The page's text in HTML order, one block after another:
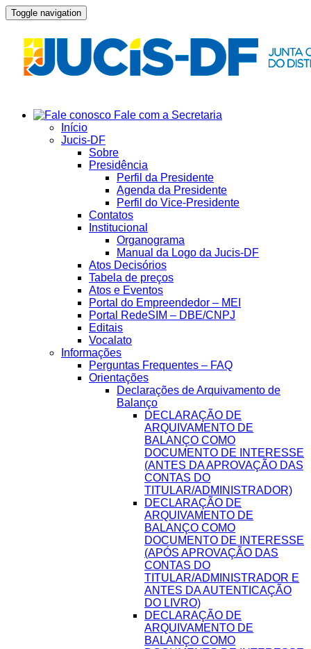
Toggle navigation
Fale com a Secretaria
Início
Jucis-DF
Sobre
Presidência
Perfil da Presidente
Agenda da Presidente
Perfil do Vice-Presidente
Contatos
Institucional
Organograma
Manual da Logo da Jucis-DF
Atos Decisórios
Tabela de preços
Atos e Eventos
Portal do Empreendedor – MEI
Portal RedeSIM – DBE/CNPJ
Editais
Vocalato
Informações
Perguntas Frequentes – FAQ
Orientações
Declarações de Arquivamento de
Balanço
DECLARAÇÃO DE
ARQUIVAMENTO DE
BALANÇO COMO
DOCUMENTO DE INTERESSE
(ANTES DA APROVAÇÃO DAS
CONTAS DO
TITULAR/ADMINISTRADOR)
DECLARAÇÃO DE
ARQUIVAMENTO DE
BALANÇO COMO
DOCUMENTO DE INTERESSE
(APÓS APROVAÇÃO DAS
CONTAS DO
TITULAR/ADMINISTRADOR E
ANTES DA AUTENTICAÇÃO
DO LIVRO)
DECLARAÇÃO DE
ARQUIVAMENTO DE
BALANÇO COMO